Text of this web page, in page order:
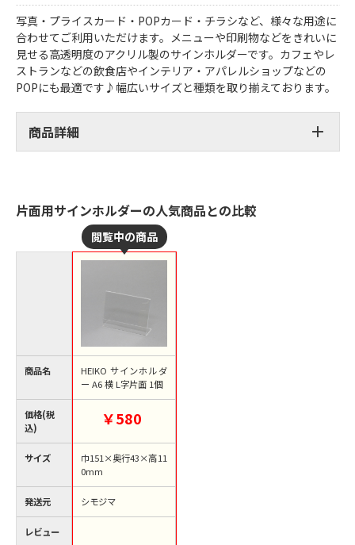
写真・プライスカード・POPカード・チラシなど、様々な用途に
合わせてご利用いただけます。メニューや印刷物などをきれいに
見せる高透明度のアクリル製のサインホルダーです。カフェやレ
ストランなどの飲食店やインテリア・アパレルショップなどの
POPにも最適です♪幅広いサイズと種類を取り揃えております。
商品詳細
片面用サインホルダーの人気商品との比較
商品名
価格(税
込)
サイズ
発送元
レビュー
HEIKO サインホルダ
ー A6 横 L字片面 1個
￥580
巾151×奥行43×高11
0mm
シモジマ